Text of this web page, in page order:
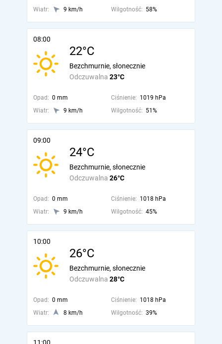
Wiatr: 9 km/h Wilgotność: 58%
08:00
22°C
Odczuwalna 23°C
Bezchmurnie, słonecznie
Opad: 0 mm Ciśnienie: 1019 hPa
Wiatr:
9 km/h Wilgotność: 51%
09:00
24°C
Odczuwalna 26°C
Bezchmurnie, słonecznie
Opad: 0 mm Ciśnienie: 1018 hPa
Wiatr:
9 km/h Wilgotność: 45%
10:00
26°C
Odczuwalna 28°C
Bezchmurnie, słonecznie
Opad: 0 mm Ciśnienie: 1018 hPa
Wiatr:
8 km/h Wilgotność: 39%